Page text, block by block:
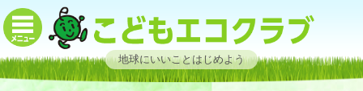
地球にいいことはじめよう